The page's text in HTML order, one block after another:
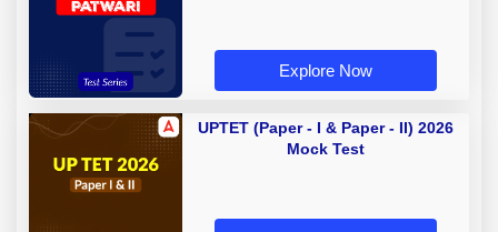
Explore Now
UPTET (Paper - I & Paper - II) 2026
Mock Test